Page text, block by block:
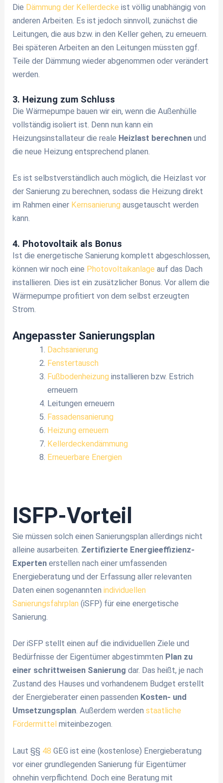
Die Dämmung der Kellerdecke ist völlig unabhängig von
anderen Arbeiten. Es ist jedoch sinnvoll, zunächst die
Leitungen, die aus bzw. in den Keller gehen, zu erneuern.
Bei späteren Arbeiten an den Leitungen müssten ggf.
Teile der Dämmung wieder abgenommen oder verändert
werden.
3. Heizung zum Schluss
Die Wärmepumpe bauen wir ein, wenn die Außenhülle
vollständig isoliert ist. Denn nun kann ein
Heizungsinstallateur die reale Heizlast berechnen und
die neue Heizung entsprechend planen.
Es ist selbstverständlich auch möglich, die Heizlast vor
der Sanierung zu berechnen, sodass die Heizung direkt
im Rahmen einer Kernsanierung ausgetauscht werden
kann.
4. Photovoltaik als Bonus
Ist die energetische Sanierung komplett abgeschlossen,
können wir noch eine Photovoltaikanlageauf das Dach
installieren. Dies ist ein zusätzlicher Bonus. Vor allem die
Wärmepumpe profitiert von dem selbst erzeugten
Strom.
Angepasster Sanierungsplan
Dachsanierung
Fenstertausch
Fußbodenheizunginstallieren bzw. Estrich
erneuern
Leitungen erneuern
Fassadensanierung
Heizung erneuern
Kellerdeckendämmung
Erneuerbare Energien
ISFP-Vorteil
Sie müssen solch einen Sanierungsplan allerdings nicht
alleine ausarbeiten. Zertifizierte Energieeffizienz-
Experten erstellen nach einer umfassenden
Energieberatung und der Erfassung aller relevanten
Daten einen sogenannten individuellen
Sanierungsfahrplan (iSFP) für eine energetische
Sanierung.
Der iSFP stellt einen auf die individuellen Ziele und
Bedürfnisse der Eigentümer abgestimmten Plan zu
einer schrittweisen Sanierung dar. Das heißt, je nach
Zustand des Hauses und vorhandenem Budget erstellt
der Energieberater einen passenden Kosten- und
Umsetzungsplan. Außerdem werdenstaatliche
Fördermittel miteinbezogen.
Laut §§ 48 GEG ist eine (kostenlose) Energieberatung
vor einer grundlegenden Sanierung für Eigentümer
ohnehin verpflichtend. Doch eine Beratung mit